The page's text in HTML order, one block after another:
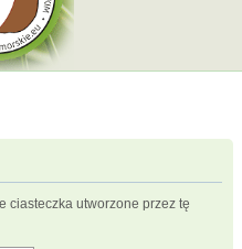
ciasteczka utworzone przez tę